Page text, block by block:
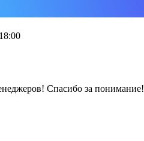
Спасибо за понимание!